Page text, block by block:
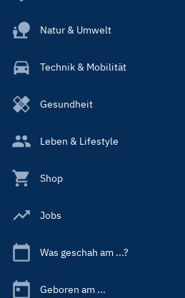
Natur & Umwelt
Technik & Mobilität
Gesundheit
Leben & Lifestyle
Shop
Jobs
Was geschah am ...?
Geboren am ...